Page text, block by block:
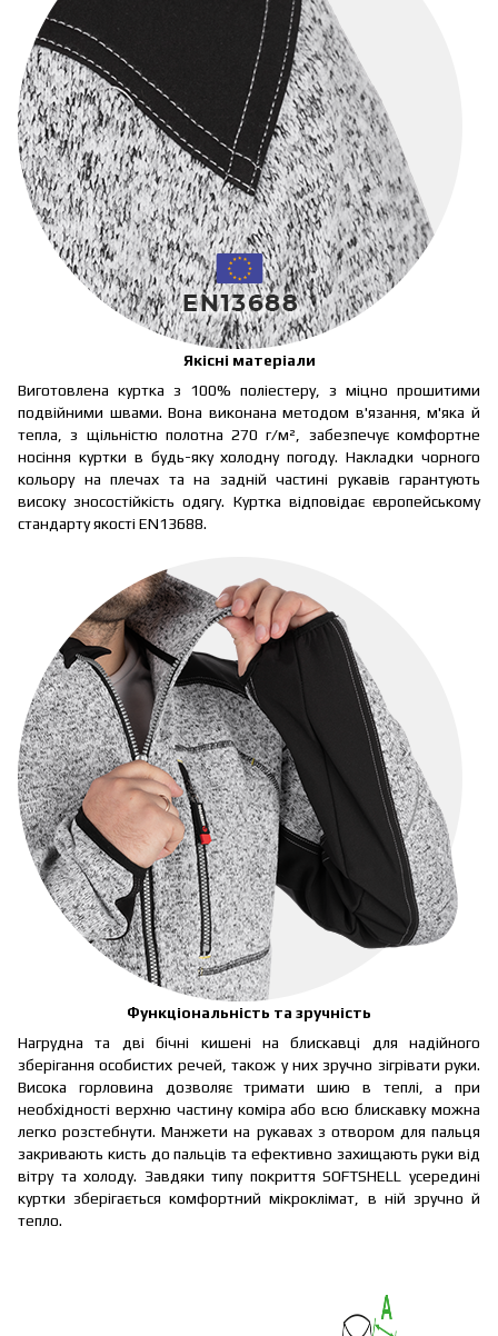
Якісні матеріали
Виготовлена куртка з 100% поліестеру, з міцно прошитими
подвійними швами. Вона виконана методом в'язання, м'яка й
тепла, з щільністю полотна 270 г/м², забезпечує комфортне
носіння куртки в будь-яку холодну погоду. Накладки чорного
кольору на плечах та на задній частині рукавів гарантують
високу зносостійкість одягу. Куртка відповідає європейському
стандарту якості EN13688.
Функціональність та зручність
Нагрудна та дві бічні кишені на блискавці для надійного
зберігання особистих речей, також у них зручно зігрівати руки.
Висока горловина дозволяє тримати шию в теплі, а при
необхідності верхню частину коміра або всю блискавку можна
легко розстебнути. Манжети на рукавах з отвором для пальця
закривають кисть до пальців та ефективно захищають руки від
вітру та холоду. Завдяки типу покриття SOFTSHELL усередині
куртки зберігається комфортний мікроклімат, в ній зручно й
тепло.